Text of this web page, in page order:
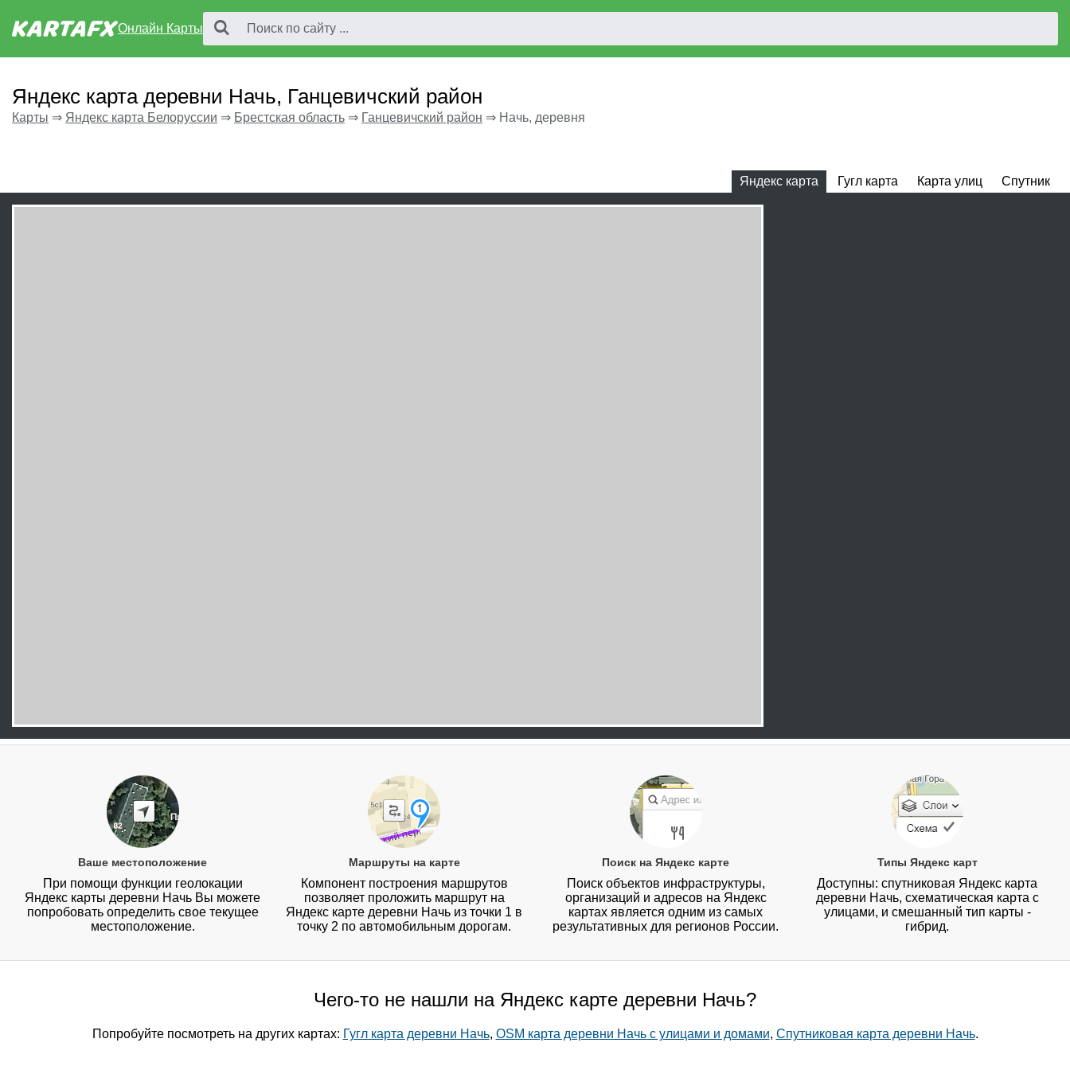
Онлайн Карты
Яндекс карта деревни Начь, Ганцевичский район
Карты ⇒ Яндекс карта Белоруссии ⇒ Брестская область ⇒ Ганцевичский район ⇒ Начь, деревня
Яндекс карта Гугл карта Карта улиц Спутник
Ваше местоположение
При помощи функции геолокации
Яндекс карты деревни Начь Вы можете
попробовать определить свое текущее
местоположение.
Маршруты на карте
Компонент построения маршрутов
позволяет проложить маршрут на
Яндекс карте деревни Начь из точки 1 в
точку 2 по автомобильным дорогам.
Поиск на Яндекс карте
Поиск объектов инфраструктуры,
организаций и адресов на Яндекс
картах является одним из самых
результативных для регионов России.
Типы Яндекс карт
Доступны: спутниковая Яндекс карта
деревни Начь, схематическая карта с
улицами, и смешанный тип карты -
гибрид.
Чего-то не нашли на Яндекс карте деревни Начь?
Попробуйте посмотреть на других картах: Гугл карта деревни Начь, OSM карта деревни Начь с улицами и домами, Спутниковая карта деревни Начь.